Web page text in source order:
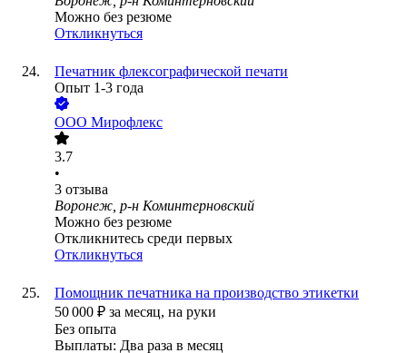
Можно без резюме
Откликнуться
Печатник флексографической печати
Опыт 1-3 года
ООО Мирофлекс
3.7
•
3 отзыва
Воронеж, р-н Коминтерновский
Можно без резюме
Откликнитесь среди первых
Откликнуться
Помощник печатника на производство этикетки
50 000 ₽ за месяц, на руки
Без опыта
Выплаты: Два раза в месяц